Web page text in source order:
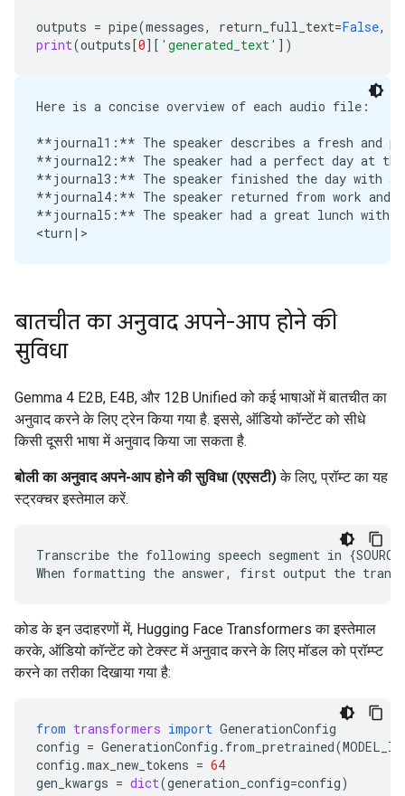
outputs = pipe(messages, return_full_text=False,
print(outputs[0][ 'generated_text' ])
Here is a concise overview of each audio file:
**journal1:** The speaker describes a fresh and
**journal2:** The speaker had a perfect day at
**journal3:** The speaker finished the day with a
**journal4:** The speaker returned from work
**journal5:** The speaker had a great lunch with
बातचीत का अनुवाद अपने-आप होने की
सुविधा
Gemma 4 E2B, E4B, और 12B Unified को कई भाषाओं में बातचीत का
अनुवाद करने के लिए ट्रेन किया गया है. इससे, ऑडियो कॉन्टेंट को सीधे
किसी दूसरी भाषा में अनुवाद किया जा सकता है.
बोली का अनुवाद अपने-आप होने की सुविधा (एएसटी)के लिए, प्रॉम्ट का यह
स्ट्रक्चर इस्तेमाल करें.
Transcribe the following speech segment in
कोड के इन उदाहरणों में, Hugging Face Transformers का इस्तेमाल
करके, ऑडियो कॉन्टेंट को टेक्स्ट में अनुवाद करने के लिए मॉडल को प्रॉम्प्ट
करने का तरीका दिखाया गया है:
from transformers import GenerationConfig
config = GenerationConfig . from_pretrained(MODEL_ID
config .max_new_tokens = 64
gen_kwargs = dict(generation_config=config)